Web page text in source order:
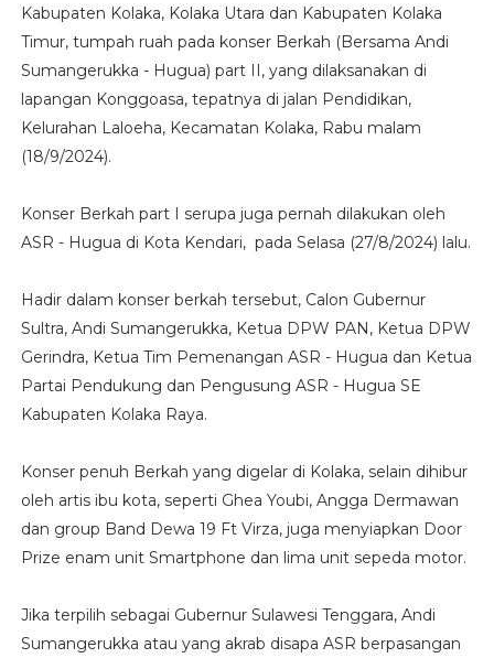
Kabupaten Kolaka, Kolaka Utara dan Kabupaten Kolaka
Timur, tumpah ruah pada konser Berkah (Bersama Andi
Sumangerukka - Hugua) part II, yang dilaksanakan di
lapangan Konggoasa, tepatnya di jalan Pendidikan,
Kelurahan Laloeha, Kecamatan Kolaka, Rabu malam
(18/9/2024).
Konser Berkah part I serupa juga pernah dilakukan oleh
ASR - Hugua di Kota Kendari, pada Selasa (27/8/2024) lalu.
Hadir dalam konser berkah tersebut, Calon Gubernur
Sultra, Andi Sumangerukka, Ketua DPW PAN, Ketua DPW
Gerindra, Ketua Tim Pemenangan ASR - Hugua dan Ketua
Partai Pendukung dan Pengusung ASR - Hugua SE
Kabupaten Kolaka Raya.
Konser penuh Berkah yang digelar di Kolaka, selain dihibur
oleh artis ibu kota, seperti Ghea Youbi, Angga Dermawan
dan group Band Dewa 19 Ft Virza, juga menyiapkan Door
Prize enam unit Smartphone dan lima unit sepeda motor.
Jika terpilih sebagai Gubernur Sulawesi Tenggara, Andi
Sumangerukka atau yang akrab disapa ASR berpasangan